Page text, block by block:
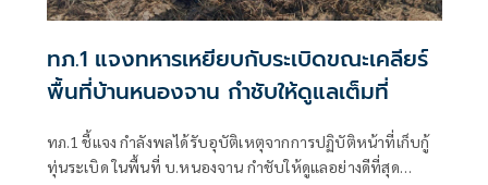
ทภ.1 แจงทหารเหยียบกับระเบิดขณะเคลียร์
พื้นที่บ้านหนองจาน กำชับให้ดูแลเต็มที่
ทภ.1 ชี้แจง กำลังพลได้รับอุบัติเหตุจากการปฏิบัติหน้าที่เก็บกู้
ทุ่นระเบิด ในพื้นที่ บ.หนองจาน กำชับให้ดูแลอย่างดีที่สุด